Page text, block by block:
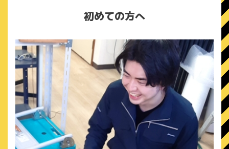
初めての方へ